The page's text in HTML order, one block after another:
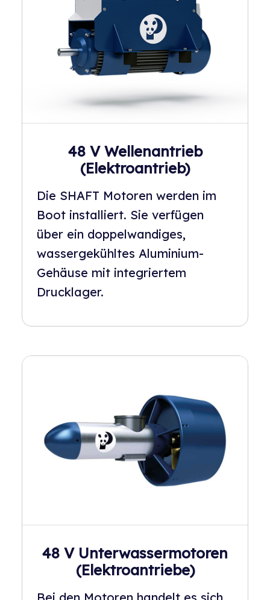
48 V Wellenantrieb
(Elektroantrieb)
Die SHAFT Motoren werden im
Boot installiert. Sie verfügen
über ein doppelwandiges,
wassergekühltes Aluminium-
Gehäuse mit integriertem
Drucklager.
48 V Unterwassermotoren
(Elektroantriebe)